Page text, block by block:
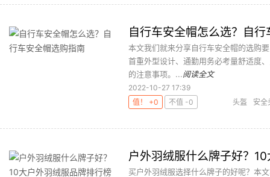
自行车安全帽怎么选？自
本文我们就来分享自行车安全帽的选购
首重外型设计、通勤用务必考量舒适度
的注意事项。...阅读全文
2022-10-27 17:39
值！ +0
不值 -0 头盔 安全
户外羽绒服什么牌子好？
买户外羽绒服选择什么牌子的好呢？本